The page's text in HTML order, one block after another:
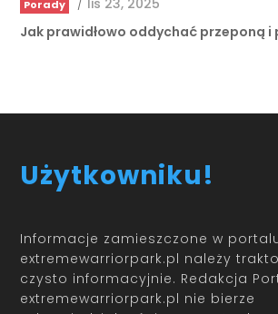
Użytkowniku!
Informacje zamieszczone w portalu
extremewarriorpark.pl nie bierze
odpowiedzialności za ewentualne
mogą wynikać ze złej interpretacji